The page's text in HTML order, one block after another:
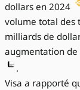
dollars en 2024
volume total des
milliards de
augmentation
.
Visa a rapporté